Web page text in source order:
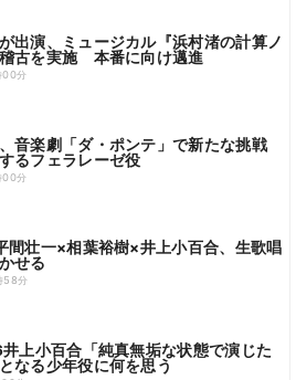
出演、ミュージカル『浜村渚の計算ノ
古を実施 本番に向け邁進
00分
音楽劇「ダ・ポンテ」で新たな挑戦
るフェラレーゼ役
00分
間壮一×相葉裕樹×井上小百合、生歌唱
せる
58分
上小百合「純真無垢な状態で演じた
なる少年役に何を思う